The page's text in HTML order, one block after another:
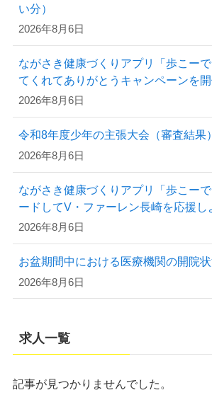
い分）
2026年8月6日
ながさき健康づくりアプリ「歩こー
てくれてありがとうキャンペーンを
2026年8月6日
令和8年度少年の主張大会（審査結果）
2026年8月6日
ながさき健康づくりアプリ「歩こー
ードしてV・ファーレン長崎を応援し
2026年8月6日
お盆期間中における医療機関の開院
2026年8月6日
求人一覧
記事が見つかりませんでした。